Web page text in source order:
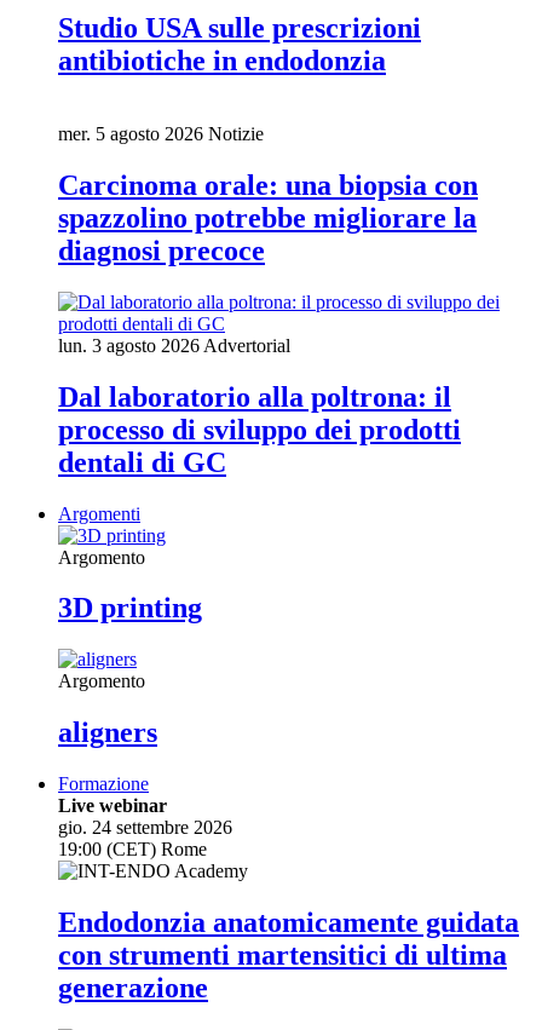
Studio USA sulle prescrizioni
antibiotiche in endodonzia
mer. 5 agosto 2026 Notizie
Carcinoma orale: una biopsia con
spazzolino potrebbe migliorare la
diagnosi precoce
lun. 3 agosto 2026 Advertorial
Dal laboratorio alla poltrona: il
processo di sviluppo dei prodotti
dentali di GC
Argomenti
Argomento
3D printing
Argomento
aligners
Formazione
Live webinar
gio. 24 settembre 2026
19:00 (CET) Rome
Endodonzia anatomicamente guidata
con strumenti martensitici di ultima
generazione